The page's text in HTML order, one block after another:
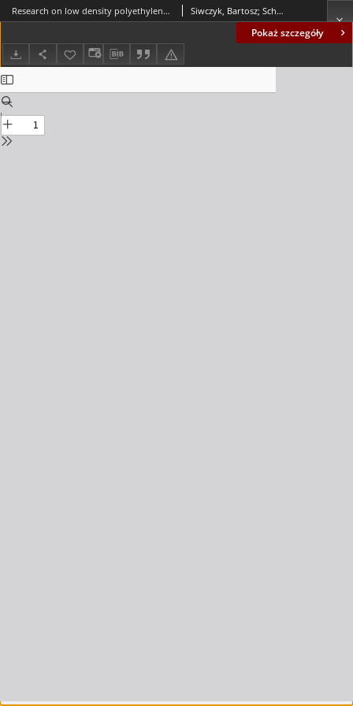
Pokaż szczegóły
Research on low density polyethylene (LDPE), recycled by advanced thermal analysis (DSC, TG) Siwczyk, Bartosz; Schlafka, Paweł; Sąsiadek, Michał; Woźniak, Waldemar